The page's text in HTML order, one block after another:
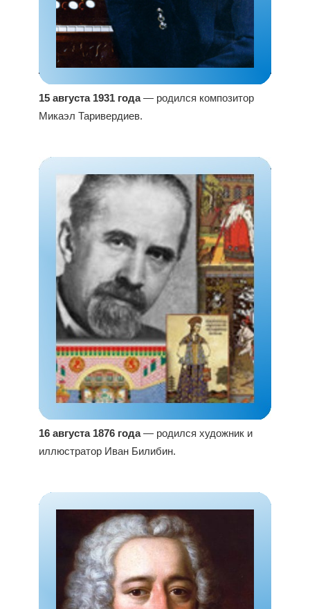
15 августа 1931 года— родился композитор
Микаэл Таривердиев.
16 августа 1876 года— родился художник и
иллюстратор Иван Билибин.